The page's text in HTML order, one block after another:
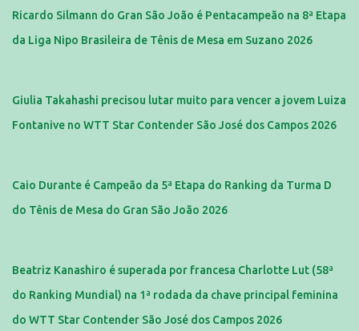
Ricardo Silmann do Gran São João é Pentacampeão na 8ª Etapa
da Liga Nipo Brasileira de Tênis de Mesa em Suzano 2026
Giulia Takahashi precisou lutar muito para vencer a jovem Luiza
Fontanive no WTT Star Contender São José dos Campos 2026
Caio Durante é Campeão da 5ª Etapa do Ranking da Turma D
do Tênis de Mesa do Gran São João 2026
Beatriz Kanashiro é superada por francesa Charlotte Lut (58ª
do Ranking Mundial) na 1ª rodada da chave principal feminina
do WTT Star Contender São José dos Campos 2026